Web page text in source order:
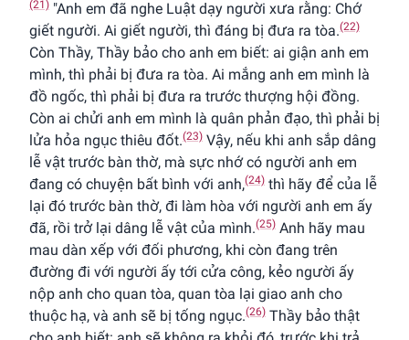
(21) "Anh em đã nghe Luật dạy người xưa rằng: Chớ
giết người. Ai giết người, thì đáng bị đưa ra tòa.(22)
Còn Thầy, Thầy bảo cho anh em biết: ai giận anh em
mình, thì phải bị đưa ra tòa. Ai mắng anh em mình là
đồ ngốc, thì phải bị đưa ra trước thượng hội đồng.
Còn ai chửi anh em mình là quân phản đạo, thì phải bị
lửa hỏa ngục thiêu đốt.(23) Vậy, nếu khi anh sắp dâng
lễ vật trước bàn thờ, mà sực nhớ có người anh em
đang có chuyện bất bình với anh,(24) thì hãy để của lễ
lại đó trước bàn thờ, đi làm hòa với người anh em ấy
đã, rồi trở lại dâng lễ vật của mình.(25) Anh hãy mau
mau dàn xếp với đối phương, khi còn đang trên
đường đi với người ấy tới cửa công, kẻo người ấy
nộp anh cho quan tòa, quan tòa lại giao anh cho
thuộc hạ, và anh sẽ bị tống ngục.(26) Thầy bảo thật